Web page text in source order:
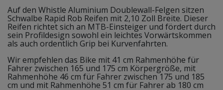
Auf den Whistle Aluminium Doublewall-Felgen sitzen
Schwalbe Rapid Rob Reifen mit 2,10 Zoll Breite. Dieser
Reifen richtet sich an MTB-Einsteiger und fördert durch
sein Profildesign sowohl ein leichtes Vorwärtskommen
als auch ordentlich Grip bei Kurvenfahrten.
Wir empfehlen das Bike mit 41 cm Rahmenhöhe für
Fahrer zwischen 165 und 175 cm Körpergröße, mit
Rahmenhöhe 46 cm für Fahrer zwischen 175 und 185
cm und mit Rahmenhöhe 51 cm für Fahrer ab 180 cm